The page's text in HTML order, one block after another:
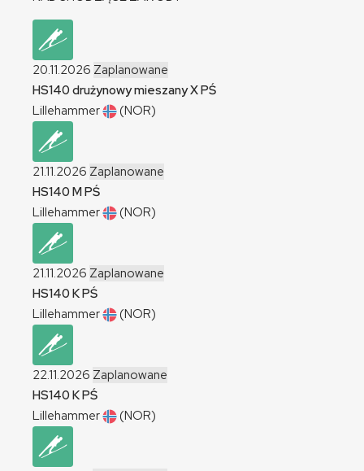
20.11.2026 Zaplanowane
HS140 drużynowy mieszanyXPŚ
Lillehammer
(NOR)
21.11.2026 Zaplanowane
HS140MPŚ
Lillehammer
(NOR)
21.11.2026 Zaplanowane
HS140KPŚ
Lillehammer
(NOR)
22.11.2026 Zaplanowane
HS140KPŚ
Lillehammer
(NOR)